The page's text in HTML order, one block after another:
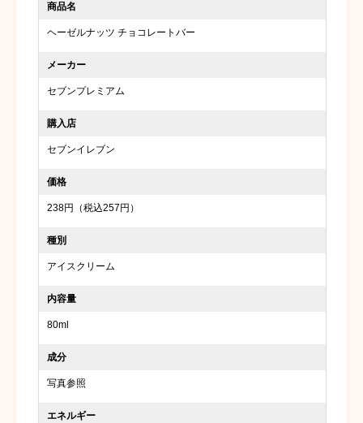
商品名
ヘーゼルナッツ チョコレートバー
メーカー
セブンプレミアム
購入店
セブンイレブン
価格
238円（税込257円）
種別
アイスクリーム
内容量
80ml
成分
写真参照
エネルギー